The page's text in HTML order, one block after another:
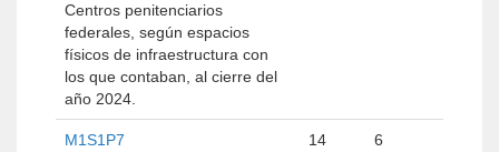
Centros penitenciarios
federales, según espacios
físicos de infraestructura con
los que contaban, al cierre del
año 2024.
M1S1P7
14 6